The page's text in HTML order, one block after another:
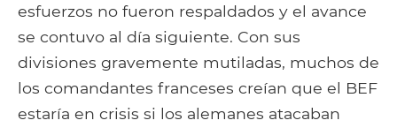
esfuerzos no fueron respaldados y el avance
se contuvo al día siguiente. Con sus
divisiones gravemente mutiladas, muchos de
los comandantes franceses creían que el BEF
estaría en crisis si los alemanes atacaban